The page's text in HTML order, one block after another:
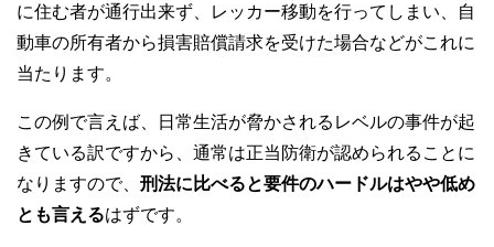
に住む者が通行出来ず、レッカー移動を行ってしまい、自
動車の所有者から損害賠償請求を受けた場合などがこれに
当たります。
この例で言えば、日常生活が脅かされるレベルの事件が起
きている訳ですから、通常は正当防衛が認められることに
なりますので、 刑法に比べると要件のハードルはやや低め
とも言えるはずです。